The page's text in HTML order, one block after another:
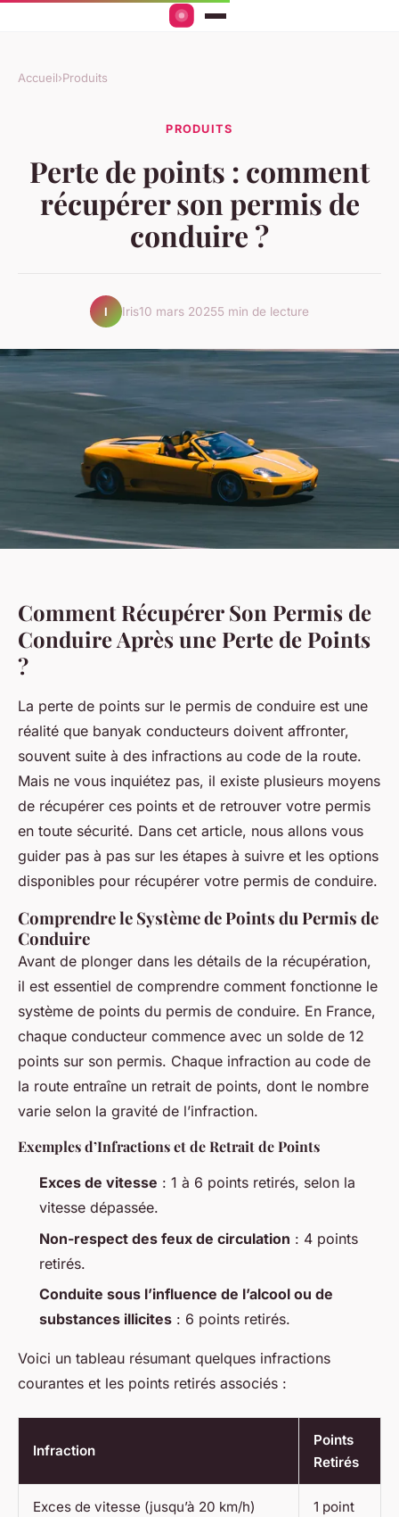
Accueil›Produits
PRODUITS
Perte de points : comment
récupérer son permis de
conduire ?
I Iris10 mars 20255 min de lecture
Comment Récupérer Son Permis de
Conduire Après une Perte de Points
?
La perte de points sur le permis de conduire est une
réalité que banyak conducteurs doivent affronter,
souvent suite à des infractions au code de la route.
Mais ne vous inquiétez pas, il existe plusieurs moyens
de récupérer ces points et de retrouver votre permis
en toute sécurité. Dans cet article, nous allons vous
guider pas à pas sur les étapes à suivre et les options
disponibles pour récupérer votre permis de conduire.
Comprendre le Système de Points du Permis de
Conduire
Avant de plonger dans les détails de la récupération,
il est essentiel de comprendre comment fonctionne le
système de points du permis de conduire. En France,
chaque conducteur commence avec un solde de 12
points sur son permis. Chaque infraction au code de
la route entraîne un retrait de points, dont le nombre
varie selon la gravité de l’infraction.
Exemples d’Infractions et de Retrait de Points
Exces de vitesse : 1 à 6 points retirés, selon la
vitesse dépassée.
Non-respect des feux de circulation : 4 points
retirés.
Conduite sous l’influence de l’alcool ou de
substances illicites : 6 points retirés.
Voici un tableau résumant quelques infractions
courantes et les points retirés associés :
Infraction
Points
Retirés
Exces de vitesse (jusqu’à 20 km/h) 1 point